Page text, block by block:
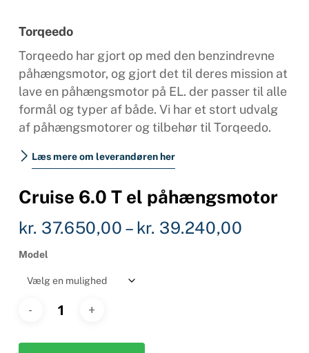
Torqeedo
Torqeedo har gjort op med den benzindrevne
påhængsmotor, og gjort det til deres mission at
lave en påhængsmotor på EL. der passer til alle
formål og typer af både. Vi har et stort udvalg
af påhængsmotorer og tilbehør til Torqeedo.
Læs mere om leverandøren her
Cruise 6.0 T el påhængsmotor
kr. 37.650,00 – kr. 39.240,00
Model